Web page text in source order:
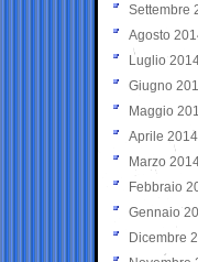
Settembre
Agosto
Luglio
Giugno
Maggio
Aprile 2014
Marzo
Febbraio
Gennaio
Dicembre